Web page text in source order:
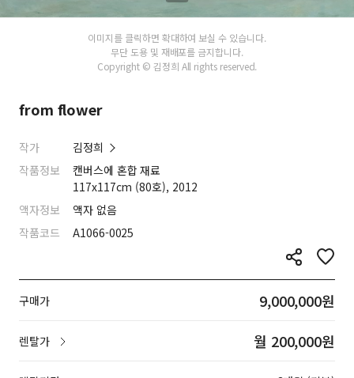
이미지를 클릭하면 확대하여 보실 수 있습니다.
무단 도용 및 재배포를 금지합니다.
Copyright © 김정희 All rights reserved.
from flower
작가
김정희
작품정보
캔버스에 혼합 재료
117x117cm (80호), 2012
액자정보
액자 없음
작품코드
A1066-0025
구매가 9,000,000원
렌탈가 월 200,000원